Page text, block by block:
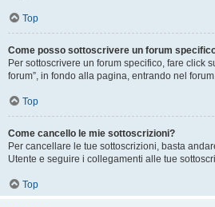
Top
Come posso sottoscrivere un forum
Per sottoscrivere un forum specifico, fare click
forum”, in fondo alla pagina, entrando nel
Top
Come cancello le mie sottoscrizioni?
Per cancellare le tue sottoscrizioni, basta
Utente e seguire i collegamenti alle tue
Top